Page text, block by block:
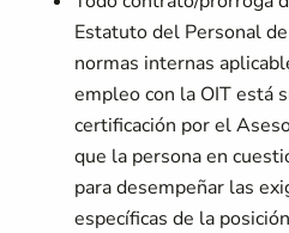
Estatuto del Personal
normas internas
empleo con la OIT está
certificación por el
que la persona en
para desempeñar las
específicas de la